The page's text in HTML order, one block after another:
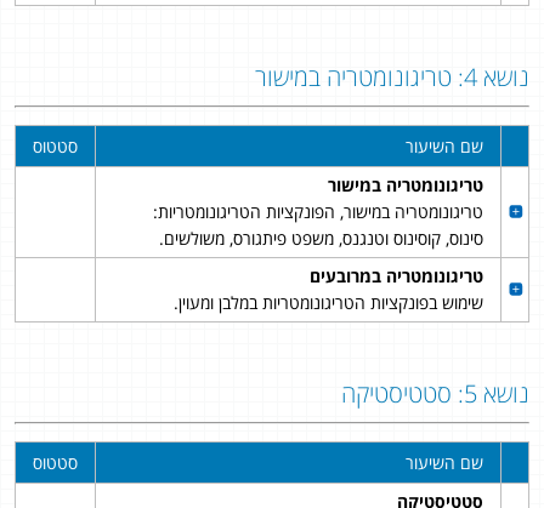
נושא 4: טריגונומטריה במישור
שם השיעור
סטטוס
טריגונומטריה במישור
טריגונומטריה במישור, הפונקציות הטריגונומטריות:
סינוס, קוסינוס וטנגנס, משפט פיתגורס, משולשים.
טריגונומטריה במרובעים
שימוש בפונקציות הטריגונומטריות במלבן ומעוין.
נושא 5: סטטיסטיקה
שם השיעור
סטטוס
סטטיסטיקה